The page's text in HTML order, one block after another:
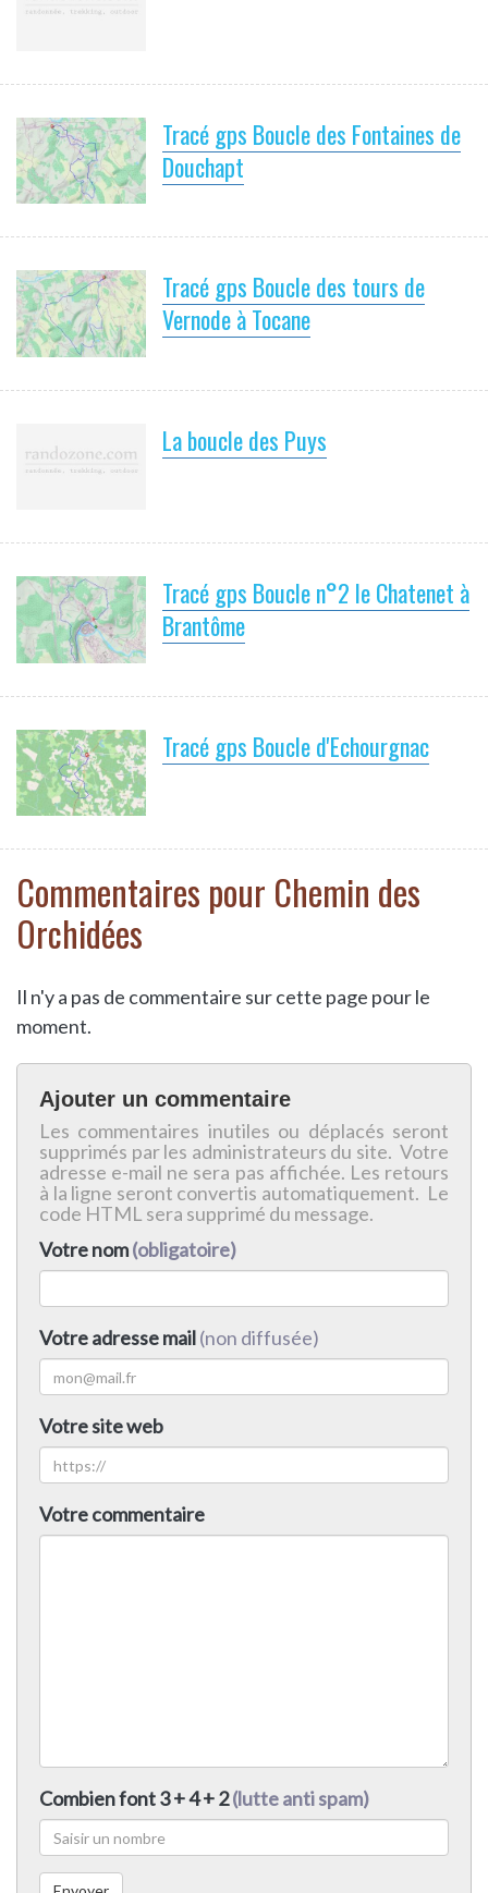
Tracé gps Boucle des Fontaines de
Douchapt
Tracé gps Boucle des tours de
Vernode à Tocane
La boucle des Puys
Tracé gps Boucle n°2 le Chatenet à
Brantôme
Tracé gps Boucle d'Echourgnac
Commentaires pour Chemin des
Orchidées
Il n'y a pas de commentaire sur cette page pour le
moment.
Ajouter un commentaire
Les commentaires inutiles ou déplacés seront
supprimés par les administrateurs du site. Votre
adresse e-mail ne sera pas affichée. Les retours
à la ligne seront convertis automatiquement. Le
code HTML sera supprimé du message.
Votre nom(obligatoire)
Votre adresse mail(non diffusée)
Votre site web
Votre commentaire
Combien font 3 + 4 + 2(lutte anti spam)